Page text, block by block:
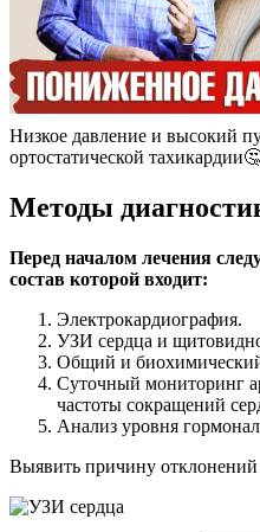
Низкое давление и высокий
ортостатической
Методы
Перед началом лечения
состав которой входит:
Электрокардиография.
УЗИ сердца и
Общий и
Суточный мониторинг
частоты сокращений
Анализ уровня
Выявить причину